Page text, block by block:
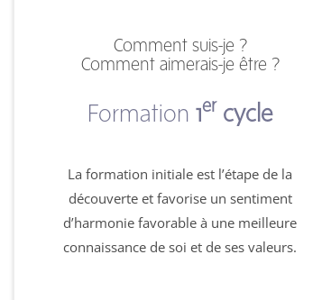
Comment suis-je ?
Comment aimerais-je être ?
Formation 1er cycle
La formation initiale est l’étape de la
découverte et favorise un sentiment
d’harmonie favorable à une meilleure
connaissance de soi et de ses valeurs.